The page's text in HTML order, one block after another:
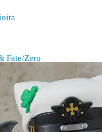
Fate/Zero
Dragon Maid